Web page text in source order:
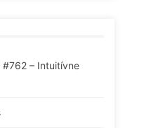
#762 – Intuitívne